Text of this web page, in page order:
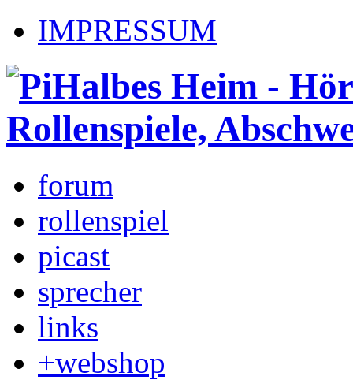
IMPRESSUM
forum
rollenspiel
picast
sprecher
links
+webshop